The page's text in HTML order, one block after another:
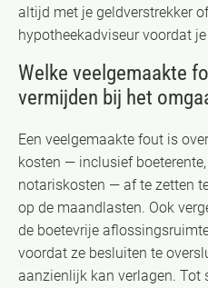
altijd met je geldverstrekker
hypotheekadviseur voordat
Welke veelgemaakte
vermijden bij het
Een veelgemaakte fout is
kosten — inclusief
notariskosten — af te zetten
op de maandlasten. Ook
de boetevrije
voordat ze besluiten te
aanzienlijk kan verlagen.